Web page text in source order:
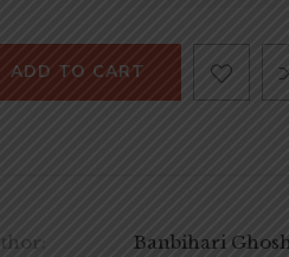
ADD TO CART
Banbihari Ghoshal